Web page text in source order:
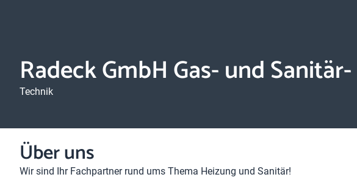
Radeck GmbH Gas- und Sanitär-
Technik
Über uns
Wir sind Ihr Fachpartner rund ums Thema Heizung und Sanitär!